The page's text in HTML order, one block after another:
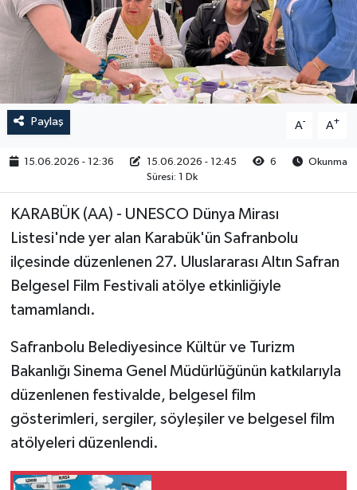
Paylaş A- A+
15.06.2026 - 12:36 15.06.2026 - 12:45 6
Okunma
Süresi: 1 Dk
KARABÜK (AA) - UNESCO Dünya Mirası
Listesi'nde yer alan Karabük'ün Safranbolu
ilçesinde düzenlenen 27. Uluslararası Altın Safran
Belgesel Film Festivali atölye etkinliğiyle
tamamlandı.
Safranbolu Belediyesince Kültür ve Turizm
Bakanlığı Sinema Genel Müdürlüğünün katkılarıyla
düzenlenen festivalde, belgesel film
gösterimleri, sergiler, söyleşiler ve belgesel film
atölyeleri düzenlendi.
RESMİ İLAN